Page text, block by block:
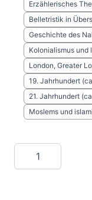
Erzählerisches
Belletristik in
Geschichte des
Kolonialismus und
London, Greater
19. Jahrhundert
21. Jahrhundert
Moslems und
Menge